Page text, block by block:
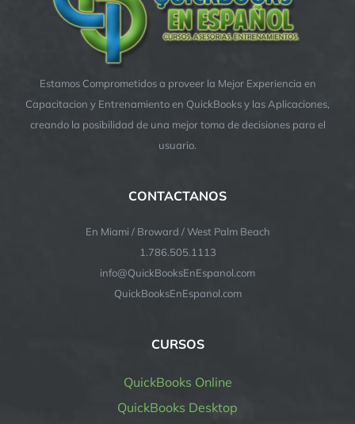
Estamos Comprometidos a proveer la Mejor Experiencia en
Capacitacion y Entrenamiento en QuickBooks y las Aplicaciones,
creando la posibilidad de una mejor toma de decisiones para el
usuario.
CONTACTANOS
En Miami / Broward / West Palm Beach
1.786.505.1113
info@QuickBooksEnEspanol.com
QuickBooksEnEspanol.com
CURSOS
QuickBooks Online
QuickBooks Desktop